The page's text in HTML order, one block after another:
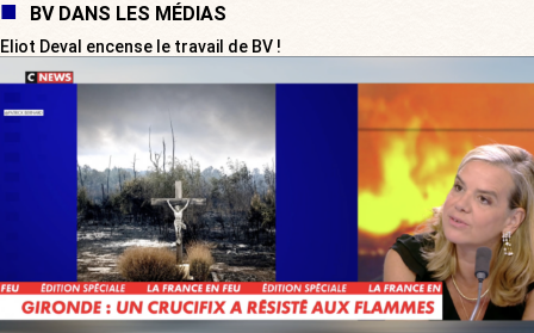
BV DANS LES MÉDIAS
Eliot Deval encense le travail de BV !